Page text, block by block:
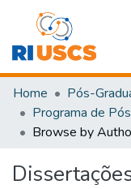
Communities &
Navigate
Home
Browse by